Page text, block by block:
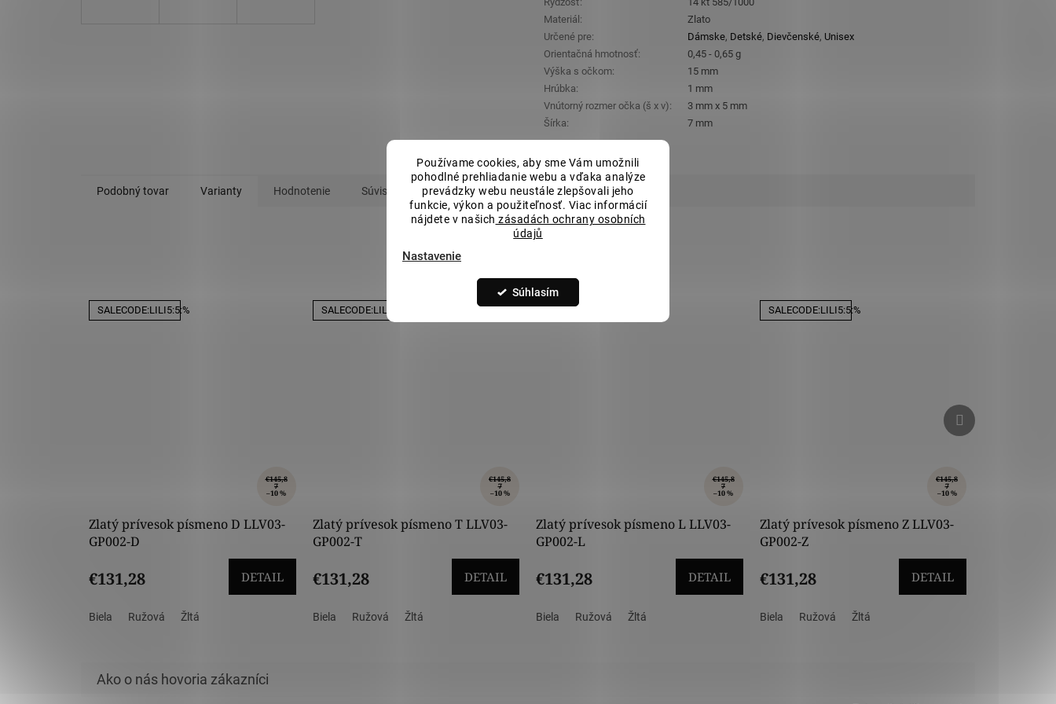
Používame cookies, aby sme Vám umožnili
pohodlné prehliadanie webu a vďaka analýze
prevádzky webu neustále zlepšovali jeho
funkcie, výkon a použiteľnosť. Viac informácií
nájdete v našich zásadách ochrany osobních
údajů
Nastavenie
Súhlasím
Materiál :
Zlato
Určené pre: Dámske, Detské, Dievčenské, Unisex
Orientačná hmotnosť:
0,45 - 0,65 g
Výška s očkom:
15 mm
Hrúbka:
1 mm
Vnútorný rozmer očka (š x v):
3 mm x 5 mm
Šírka: 7 mm
Podobný tovar Varianty Hodnotenie Súvisiaci tovar
PODOBNÝ TOVAR
SALECODE:LILI5:5:%
€145,8
7
–10 %
Zlatý prívesok písmeno D LLV03-
GP002-D
€131,28 DETAIL
Biela Ružová Žltá
SALECODE:LILI5:5:%
€145,8
7
–10 %
Zlatý prívesok písmeno T LLV03-
GP002-T
€131,28 DETAIL
Biela Ružová Žltá
SALECODE:LILI5:5:%
€145,8
7
–10 %
Zlatý prívesok písmeno L LLV03-
GP002-L
€131,28 DETAIL
Biela Ružová Žltá
SALECODE:LILI5:5:%
€145,8
7
–10 %
Zlatý prívesok písmeno Z LLV03-
GP002-Z
€131,28 DETAIL
Biela Ružová Žltá
Ďalší
produkt
Ďalší
produkt